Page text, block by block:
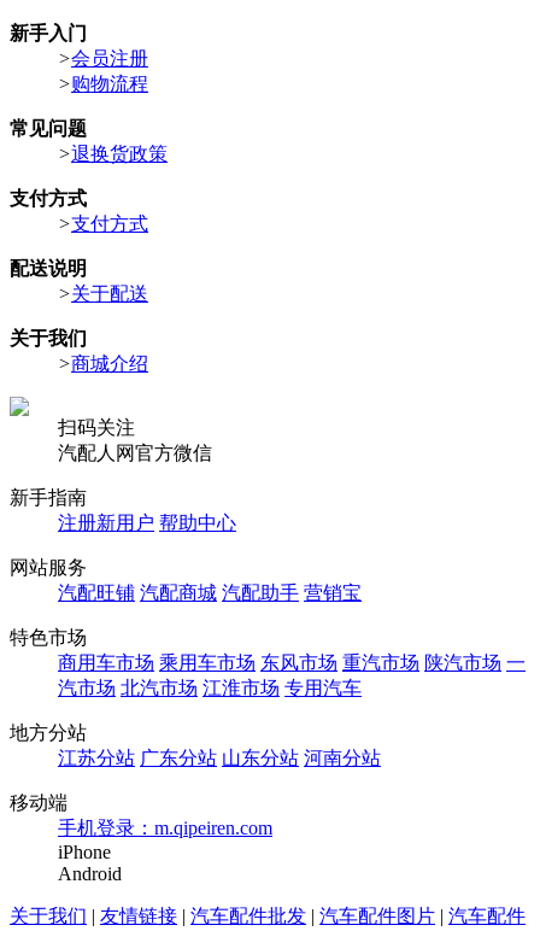
新手入门
>会员注册
>购物流程
常见问题
>退换货政策
支付方式
>支付方式
配送说明
>关于配送
关于我们
>商城介绍
扫码关注
汽配人网官方微信
新手指南
注册新用户 帮助中心
网站服务
汽配旺铺 汽配商城 汽配助手 营销宝
特色市场
商用车市场 乘用车市场 东风市场 重汽市场 陕汽市场 一
汽市场 北汽市场 江淮市场 专用汽车
地方分站
江苏分站 广东分站 山东分站 河南分站
移动端
手机登录：m.qipeiren.com
iPhone
Android
关于我们 | 友情链接 | 汽车配件批发 | 汽车配件图片 | 汽车配件